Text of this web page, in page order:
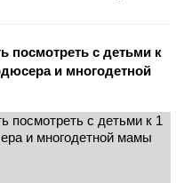
посмотреть с детьми к
и многодетной